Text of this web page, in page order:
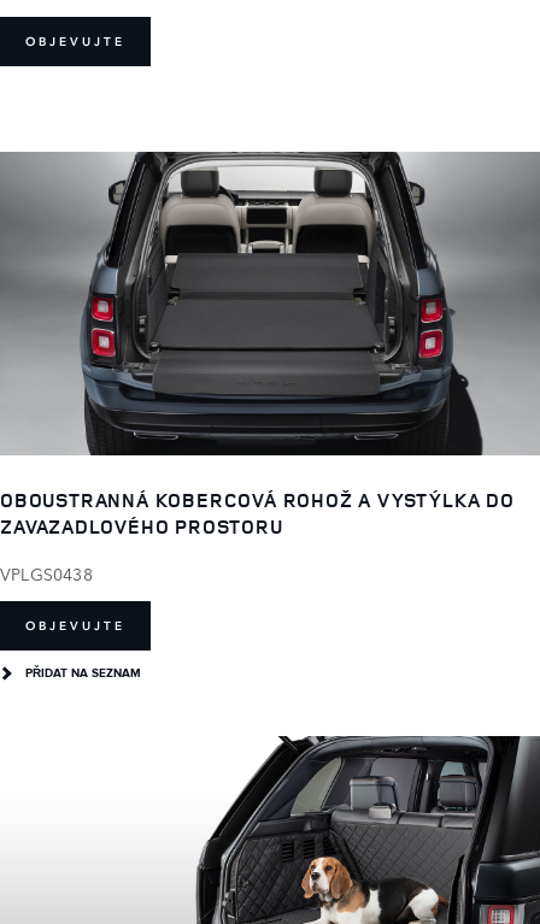
OBJEVUJTE
OBOUSTRANNÁ KOBERCOVÁ ROHOŽ A VYSTÝLKA DO
ZAVAZADLOVÉHO PROSTORU
VPLGS0438
OBJEVUJTE
PŘIDAT NA SEZNAM